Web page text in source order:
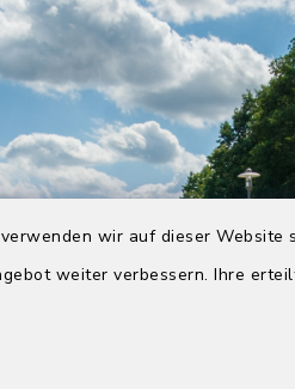
wir auf dieser
weiter verbessern. Ihre